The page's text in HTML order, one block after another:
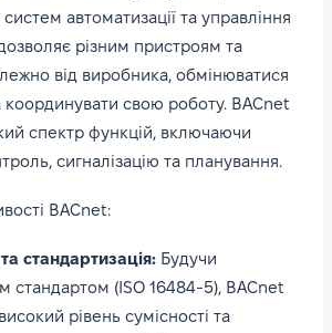
автоматизації та управління
різним пристроям та
від виробника, обмінюватися
координувати свою роботу. BACnet
спектр функцій, включаючи
сигналізацію та планування.
BACnet:
та стандартизація: Будучи
стандартом (ISO 16484-5), BACnet
рівень сумісності та